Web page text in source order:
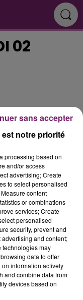
02
notre priorité
processing based on
and/or access
advertising; Create
to select personalised
content
or combinations
services; Create
personalised
security, prevent and
and content;
technologies may
data to offer
information actively
and combine data from
devices based on
sans accepter